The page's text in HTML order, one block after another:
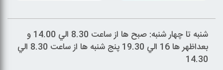
شنبه تا چهار شنبه: صبح ها از ساعت 8.30 الي 14.00 و
بعداظهر ها 16 الي 19.30 پنج شنبه ها از ساعت 8.30 الي
14.30